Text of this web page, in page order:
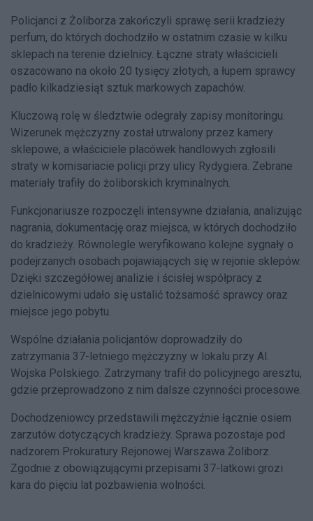
Policjanci z Żoliborza zakończyli sprawę serii kradzieży
perfum, do których dochodziło w ostatnim czasie w kilku
sklepach na terenie dzielnicy. Łączne straty właścicieli
oszacowano na około 20 tysięcy złotych, a łupem sprawcy
padło kilkadziesiąt sztuk markowych zapachów.
Kluczową rolę w śledztwie odegrały zapisy monitoringu.
Wizerunek mężczyzny został utrwalony przez kamery
sklepowe, a właściciele placówek handlowych zgłosili
straty w komisariacie policji przy ulicy Rydygiera. Zebrane
materiały trafiły do żoliborskich kryminalnych.
Funkcjonariusze rozpoczęli intensywne działania, analizując
nagrania, dokumentację oraz miejsca, w których dochodziło
do kradzieży. Równolegle weryfikowano kolejne sygnały o
podejrzanych osobach pojawiających się w rejonie sklepów.
Dzięki szczegółowej analizie i ścisłej współpracy z
dzielnicowymi udało się ustalić tożsamość sprawcy oraz
miejsce jego pobytu.
Wspólne działania policjantów doprowadziły do
zatrzymania 37-letniego mężczyzny w lokalu przy Al.
Wojska Polskiego. Zatrzymany trafił do policyjnego aresztu,
gdzie przeprowadzono z nim dalsze czynności procesowe.
Dochodzeniowcy przedstawili mężczyźnie łącznie osiem
zarzutów dotyczących kradzieży. Sprawa pozostaje pod
nadzorem Prokuratury Rejonowej Warszawa Żoliborz.
Zgodnie z obowiązującymi przepisami 37-latkowi grozi
kara do pięciu lat pozbawienia wolności.